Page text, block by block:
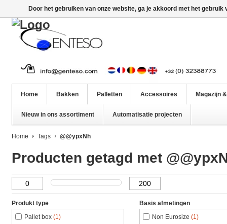
Home Bakken Palletten Accessoires Magazijn
Nieuw in ons assortiment Automatisatie projecten
Home Tags @@ypxNh
Producten getagd met
Produkt type
Pallet box (1)
Basis afmetingen
Non Eurosize (1)
Door het gebruiken van onze website, ga je akkoord met het